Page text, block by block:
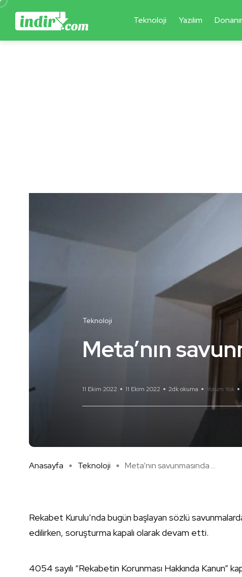
Teknoloji Yazılım
Teknoloji
Meta’nın
11 Ekim 2022 11 Ekim 2022 2dk okuma Yorum Yok
Anasayfa Teknoloji Meta’nın savunmasında ...
Rekabet Kurulu’nda bugün başlayan sözlü
edilirken, soruşturma kapalı olarak devam etti.
4054 sayılı “Rekabetin Korunması Hakkında Kanun”